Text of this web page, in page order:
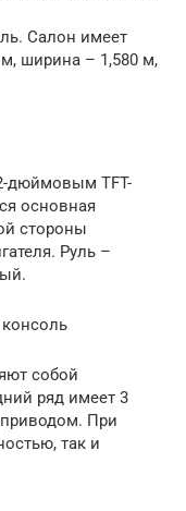
Салон имеет
ширина – 1,580 м,
дюймовым TFT-
основная
стороны
Руль –
собой
ряд имеет 3
При
так и